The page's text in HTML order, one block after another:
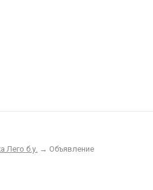
Лего б.у. → Объявление